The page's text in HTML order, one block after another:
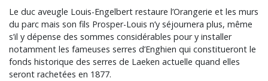
Le duc aveugle Louis-Engelbert restaure l’Orangerie et les murs
du parc mais son fils Prosper-Louis n’y séjournera plus, même
s’il y dépense des sommes considérables pour y installer
notamment les fameuses serres d’Enghien qui constitueront le
fonds historique des serres de Laeken actuelle quand elles
seront rachetées en 1877.